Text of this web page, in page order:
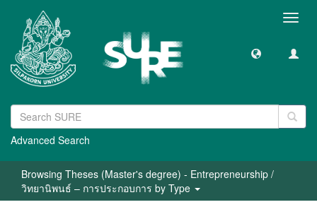
Advanced Search
Browsing Theses (Master's degree) - Entrepreneurship /
วิทยานิพนธ์ – การประกอบการ by Type